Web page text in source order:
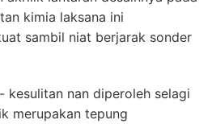
kimia laksana ini
sambil niat berjarak sonder
kesulitan nan diperoleh selagi
merupakan tepung